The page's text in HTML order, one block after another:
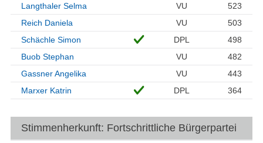
Langthaler Selma
VU
523
Reich Daniela
VU
503
Schächle Simon
DPL
498
Buob Stephan
VU
482
Gassner Angelika
VU
443
Marxer Katrin
DPL 364
Stimmenherkunft: Fortschrittliche Bürgerpartei